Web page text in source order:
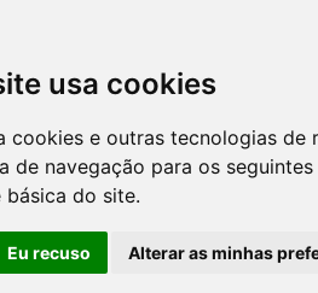
usa cookies
cookies e outras tecnologias de
de navegação para os
básica do site.
Eu recuso Alterar as minhas
4.0 Internacional